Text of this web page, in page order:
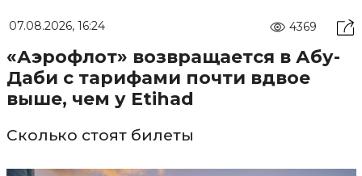
07.08.2026, 16:24 4369
«Аэрофлот» возвращается в Абу-
Даби с тарифами почти вдвое
выше, чем у Etihad
Сколько стоят билеты